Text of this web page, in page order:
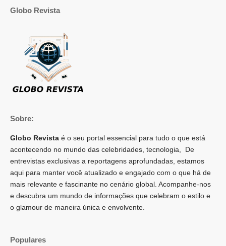
Globo Revista
Sobre:
Globo Revista é o seu portal essencial para tudo o que está
acontecendo no mundo das celebridades, tecnologia, De
entrevistas exclusivas a reportagens aprofundadas, estamos
aqui para manter você atualizado e engajado com o que há de
mais relevante e fascinante no cenário global. Acompanhe-nos
e descubra um mundo de informações que celebram o estilo e
o glamour de maneira única e envolvente.
Populares